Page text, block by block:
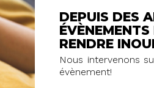
DEPUIS DES
RENDRE
Nous intervenons
évènement!